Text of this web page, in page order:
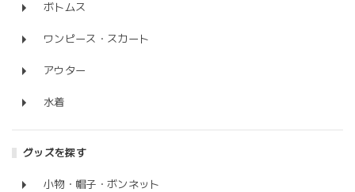
ボトムス
ワンピース・スカート
アウター
水着
グッズを探す
小物・帽子・ボンネット